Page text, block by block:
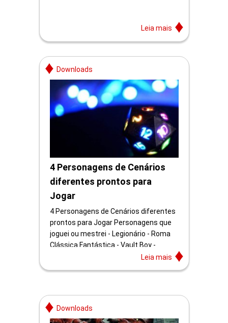
Leia mais
Downloads
4 Personagens de Cenários
diferentes prontos para
Jogar
4 Personagens de Cenários diferentes
prontos para Jogar Personagens que
joguei ou mestrei - Legionário - Roma
Clássica Fantástica - Vault Boy -
Fallout Selvagem - Sargento...Leia mais
Downloads